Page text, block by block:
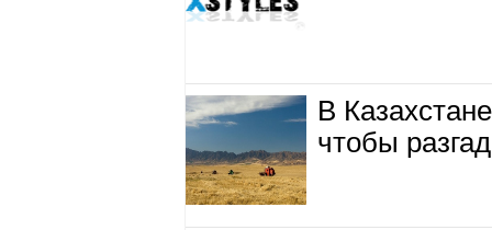
В
чтобы